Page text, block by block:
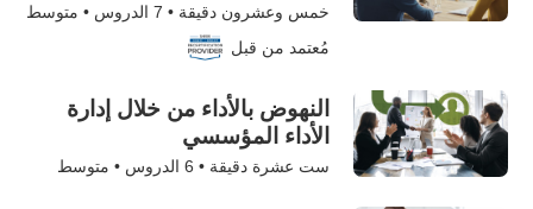
خمس وعشرون دقيقة • 7 الدروس • متوسط
مُعتمد من قبل
النهوض بالأداء من خلال إدارة
الأداء المؤسسي
ست عشرة دقيقة • 6 الدروس • متوسط